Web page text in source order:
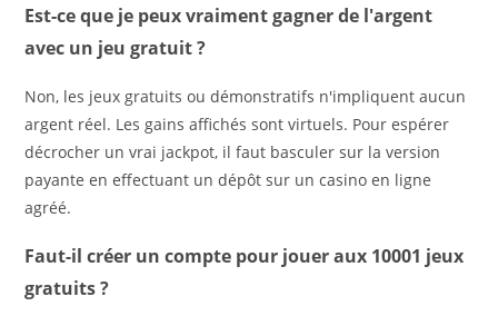
Est-ce que je peux vraiment gagner de l'argent
avec un jeu gratuit ?
Non, les jeux gratuits ou démonstratifs n'impliquent aucun
argent réel. Les gains affichés sont virtuels. Pour espérer
décrocher un vrai jackpot, il faut basculer sur la version
payante en effectuant un dépôt sur un casino en ligne
agréé.
Faut-il créer un compte pour jouer aux 10001 jeux
gratuits ?